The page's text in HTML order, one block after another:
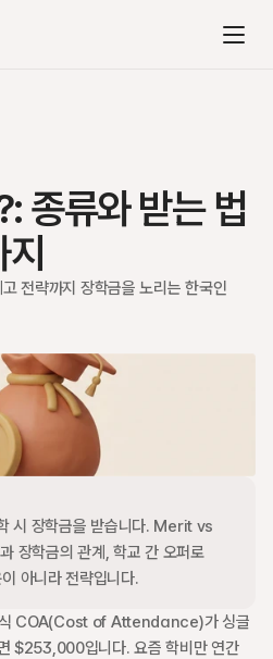
종류와 받는 법
전략까지 장학금을 노리는 한국인
시 장학금을 받습니다. Merit vs
학금의 관계, 학교 간 오퍼로
아니라 전략입니다.
COA(Cost of Attendance)가 싱글
$253,000입니다. 요즘 학비만 연간